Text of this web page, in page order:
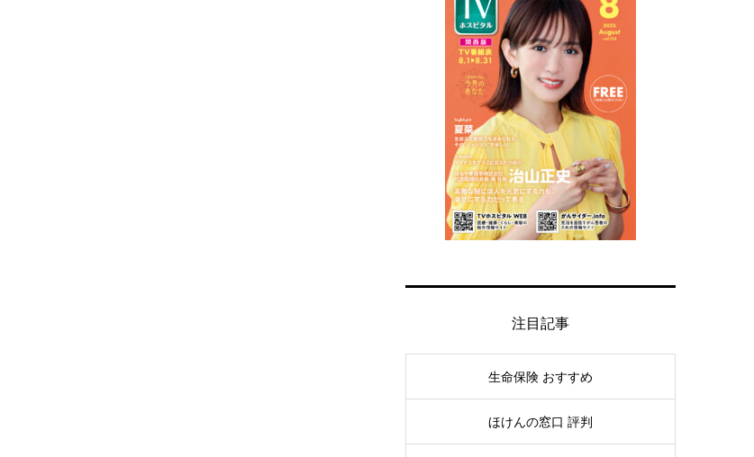
注目記事
生命保険 おすすめ
ほけんの窓口 評判